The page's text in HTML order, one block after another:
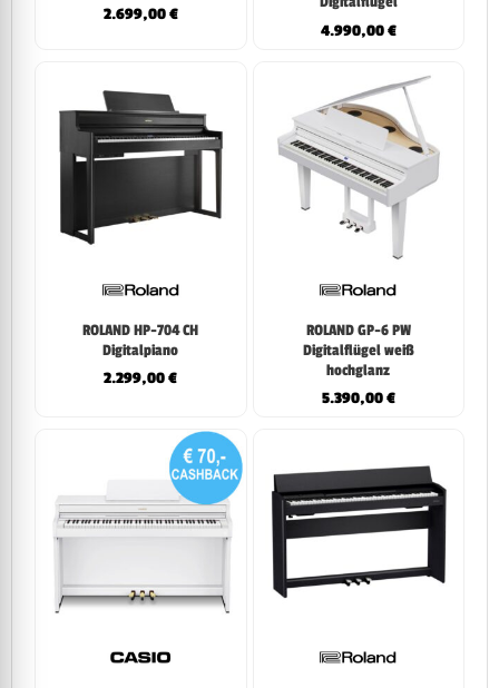
2.699,00€
4.990,00€
ROLAND HP-704 CH
Digitalpiano
2.299,00€
ROLAND GP-6 PW
Digitalflügel weiß
hochglanz
5.390,00€